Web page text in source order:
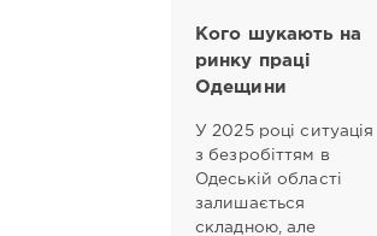
Кого шукають на
ринку праці
Одещини
У 2025 році ситуація
з безробіттям в
Одеській області
залишається
складною, але